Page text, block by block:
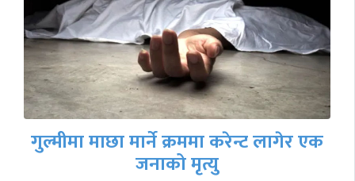
गुल्मीमा माछा मार्ने क्रममा करेन्ट लागेर एक
जनाको मृत्यु